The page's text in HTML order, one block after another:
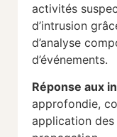
activités
d’intrusion
d’analyse
d’événements.
Réponse aux
approfondie,
application